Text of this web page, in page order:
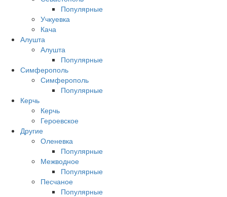
Популярные
Учкуевка
Кача
Алушта
Алушта
Популярные
Симферополь
Симферополь
Популярные
Керчь
Керчь
Героевское
Другие
Оленевка
Популярные
Межводное
Популярные
Песчаное
Популярные